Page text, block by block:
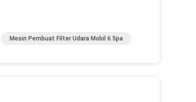
Mesin Pembuat Filter Udara Mobil 6.5pa